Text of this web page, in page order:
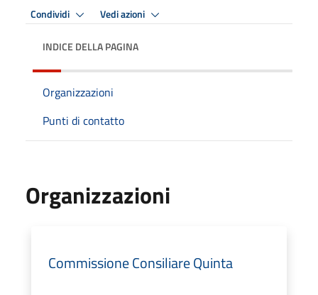
Condividi Vedi azioni
INDICE DELLA PAGINA
Organizzazioni
Punti di contatto
Organizzazioni
Commissione Consiliare Quinta